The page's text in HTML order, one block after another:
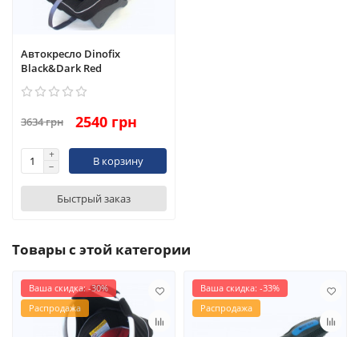
Автокресло Dinofix
Black&Dark Red
3634 грн 2540 грн
В корзину
Быстрый заказ
Товары с этой категории
Ваша скидка: -30%
Распродажа
Ваша скидка: -33%
Распродажа